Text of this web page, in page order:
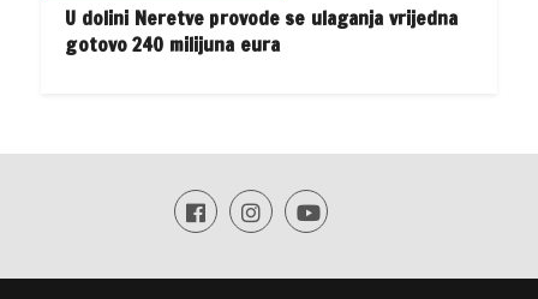
U dolini Neretve provode se ulaganja vrijedna
gotovo 240 milijuna eura